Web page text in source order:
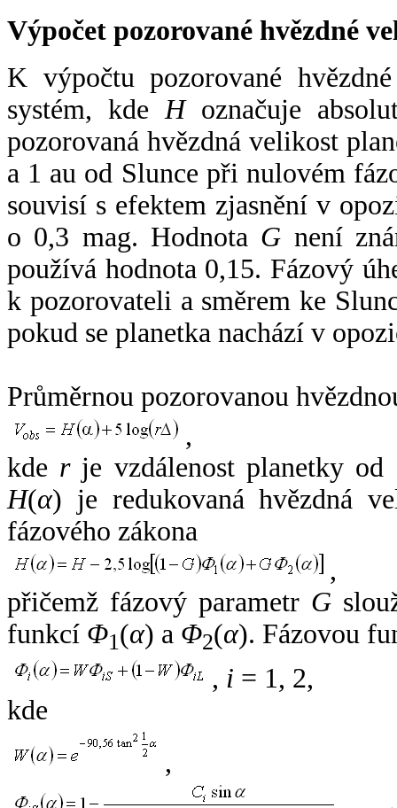
Výpočet pozorované hvězdné
K výpočtu pozorované
systém, kde Hoznačuje
pozorovaná hvězdná velikost
a 1 au od Slunce při nulovém
souvisí s efektem zjasnění v
o 0,3 mag. Hodnota G není
používá hodnota 0,15. Fázový
k pozorovateli a směrem ke
pokud se planetka nachází v
Průměrnou pozorovanou
,
kde rje vzdálenost planetky od
H(α) je redukovaná hvězdná
fázového zákona
,
přičemž fázový parametr G
funkcí Φ1(α) a Φ2(α). Fázovou
, i = 1, 2,
kde
,